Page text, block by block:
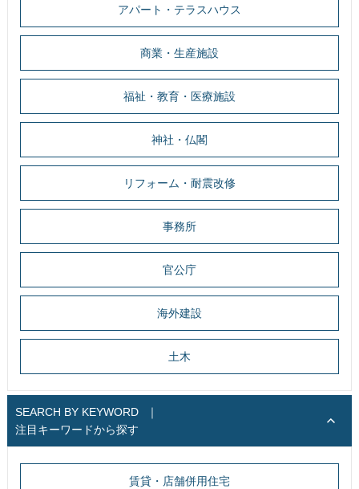
アパート・テラスハウス
商業・生産施設
福祉・教育・医療施設
神社・仏閣
リフォーム・耐震改修
事務所
官公庁
海外建設
土木
SEARCH BY KEYWORD
｜
注目キーワードから探す
賃貸・店舗併用住宅